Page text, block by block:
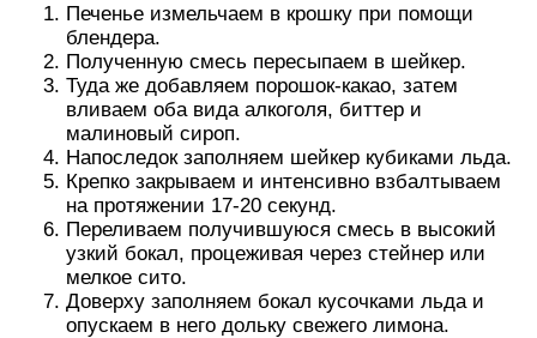
Печенье измельчаем в крошку при помощи
блендера.
Полученную смесь пересыпаем в шейкер.
Туда же добавляем порошок-какао, затем
вливаем оба вида алкоголя, биттер и
малиновый сироп.
Напоследок заполняем шейкер кубиками льда.
Крепко закрываем и интенсивно взбалтываем
на протяжении 17-20 секунд.
Переливаем получившуюся смесь в высокий
узкий бокал, процеживая через стейнер или
мелкое сито.
Доверху заполняем бокал кусочками льда и
опускаем в него дольку свежего лимона.